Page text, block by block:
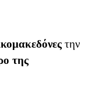
την
της